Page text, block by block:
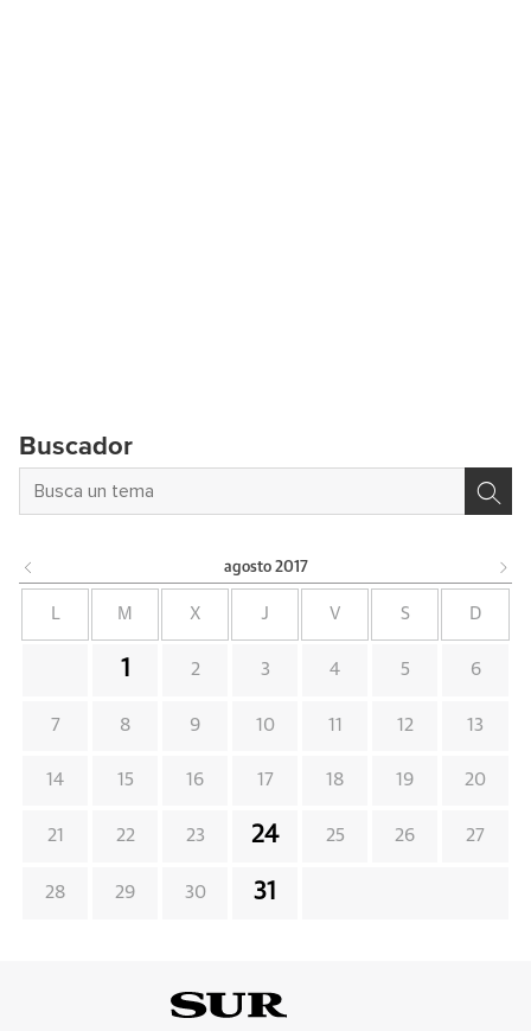
Buscador
agosto 2017
L M X J V S D
1 2 3 4 5 6
7 8 9 10 11 12 13
14 15 16 17 18 19 20
21 22 23 24 25 26 27
28 29 30 31